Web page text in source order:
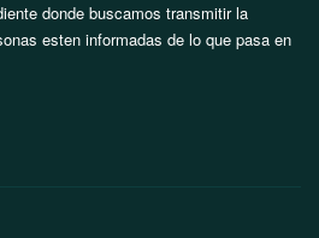
donde buscamos transmitir la
esten informadas de lo que pasa en